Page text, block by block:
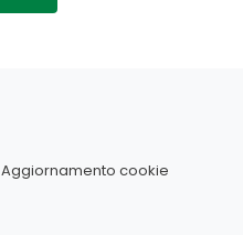
Aggiornamento cookie